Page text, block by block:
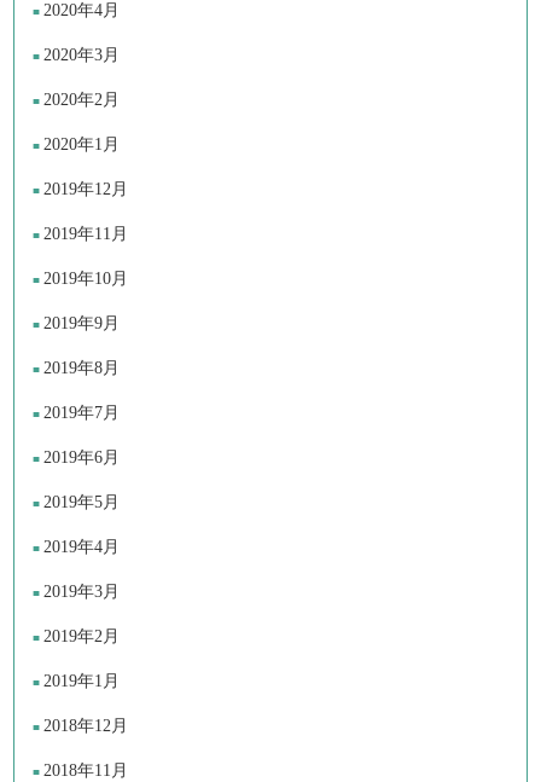
2020年4月
2020年3月
2020年2月
2020年1月
2019年12月
2019年11月
2019年10月
2019年9月
2019年8月
2019年7月
2019年6月
2019年5月
2019年4月
2019年3月
2019年2月
2019年1月
2018年12月
2018年11月